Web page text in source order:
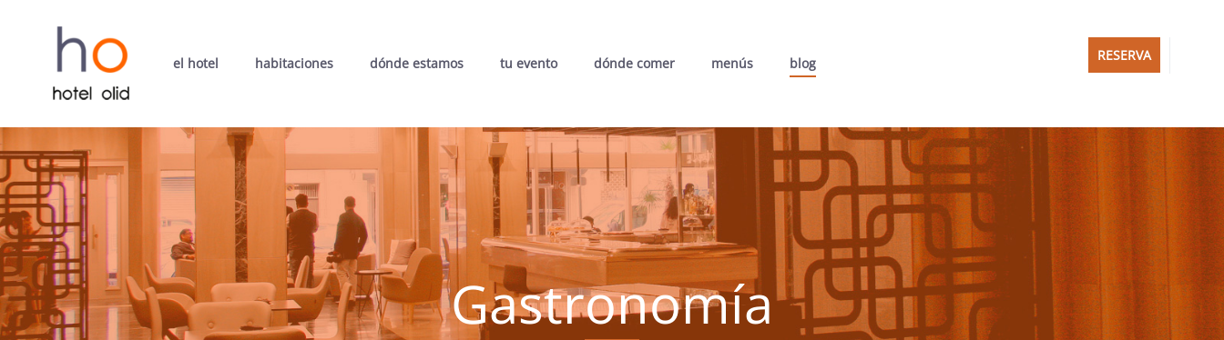
el hotel habitaciones dónde estamos tu evento dónde comer menús blog RESERVA
Gastronomía